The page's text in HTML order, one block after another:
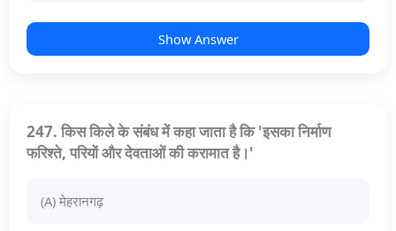
Show Answer
247. किस किले के संबंध में कहा जाता है कि 'इसका निर्माण
फरिश्ते, परियों और देवताओं की करामात है।'
(A) मेहरानगढ़